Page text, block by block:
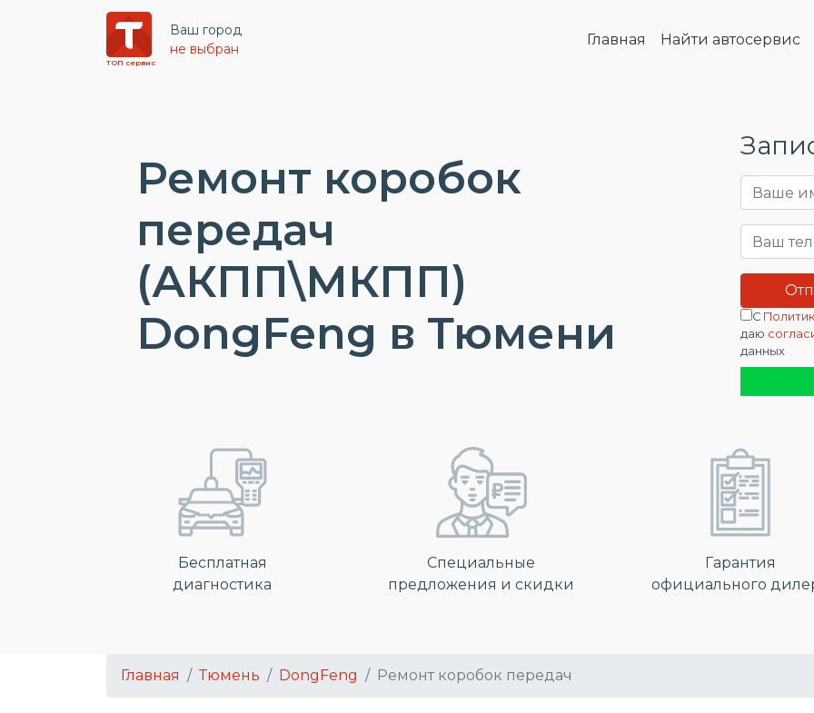
ТОП сервис
Ваш город
не выбран
Главная Найти автосервис
Ремонт коробок
передач
(АКПП\МКПП)
DongFeng в Тюмени
С
даю
данных
Бесплатная
диагностика
Специальные
предложения и скидки
Гарантия
официального
Главная Тюмень DongFeng Ремонт коробок передач